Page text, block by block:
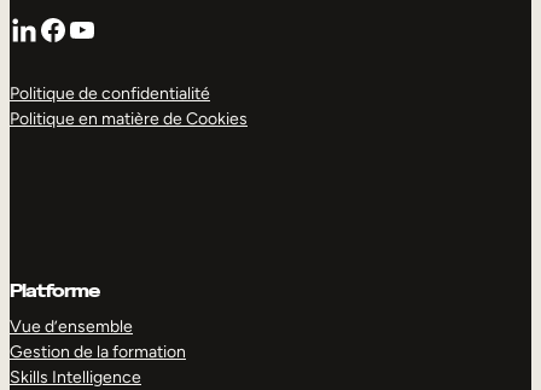
LinkedIn
Facebook
YouTube
Politique de confidentialité
Politique en matière de Cookies
Platforme
Vue d’ensemble
Gestion de la formation
Skills Intelligence